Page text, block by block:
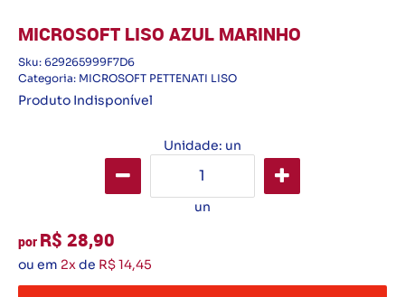
MICROSOFT LISO AZUL MARINHO
Sku: 629265999F7D6
Categoria: MICROSOFT PETTENATI LISO
Produto Indisponível
Unidade: un
un
por R$ 28,90
ou em 2xde R$ 14,45